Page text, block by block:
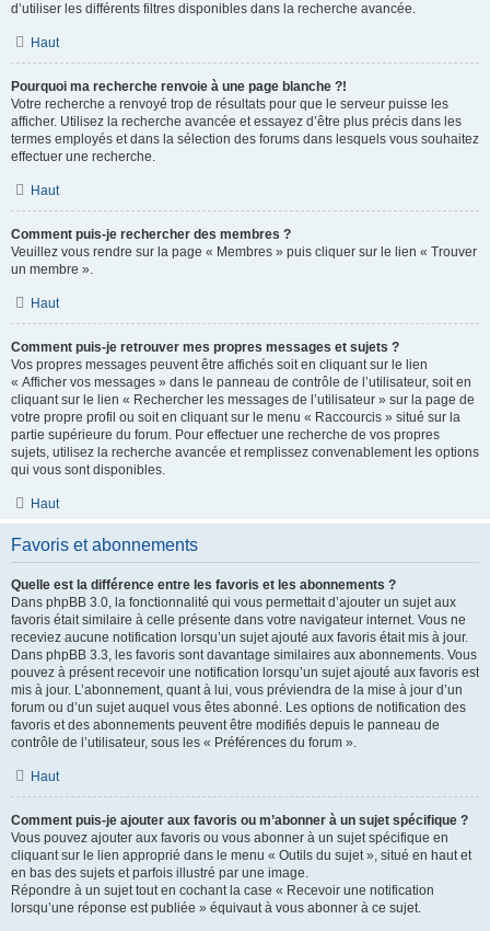
d’utiliser les différents filtres disponibles dans la recherche avancée.
Haut
Pourquoi ma recherche renvoie à une page blanche ?!
Votre recherche a renvoyé trop de résultats pour que le serveur puisse les
afficher. Utilisez la recherche avancée et essayez d’être plus précis dans les
termes employés et dans la sélection des forums dans lesquels vous souhaitez
effectuer une recherche.
Haut
Comment puis-je rechercher des membres ?
Veuillez vous rendre sur la page « Membres » puis cliquer sur le lien « Trouver
un membre ».
Haut
Comment puis-je retrouver mes propres messages et sujets ?
Vos propres messages peuvent être affichés soit en cliquant sur le lien
« Afficher vos messages » dans le panneau de contrôle de l’utilisateur, soit en
cliquant sur le lien « Rechercher les messages de l’utilisateur » sur la page de
votre propre profil ou soit en cliquant sur le menu « Raccourcis » situé sur la
partie supérieure du forum. Pour effectuer une recherche de vos propres
sujets, utilisez la recherche avancée et remplissez convenablement les options
qui vous sont disponibles.
Haut
Favoris et abonnements
Quelle est la différence entre les favoris et les abonnements ?
Dans phpBB 3.0, la fonctionnalité qui vous permettait d’ajouter un sujet aux
favoris était similaire à celle présente dans votre navigateur internet. Vous ne
receviez aucune notification lorsqu’un sujet ajouté aux favoris était mis à jour.
Dans phpBB 3.3, les favoris sont davantage similaires aux abonnements. Vous
pouvez à présent recevoir une notification lorsqu’un sujet ajouté aux favoris est
mis à jour. L’abonnement, quant à lui, vous préviendra de la mise à jour d’un
forum ou d’un sujet auquel vous êtes abonné. Les options de notification des
favoris et des abonnements peuvent être modifiés depuis le panneau de
contrôle de l’utilisateur, sous les « Préférences du forum ».
Haut
Comment puis-je ajouter aux favoris ou m’abonner à un sujet spécifique ?
Vous pouvez ajouter aux favoris ou vous abonner à un sujet spécifique en
cliquant sur le lien approprié dans le menu « Outils du sujet », situé en haut et
en bas des sujets et parfois illustré par une image.
Répondre à un sujet tout en cochant la case « Recevoir une notification
lorsqu’une réponse est publiée » équivaut à vous abonner à ce sujet.